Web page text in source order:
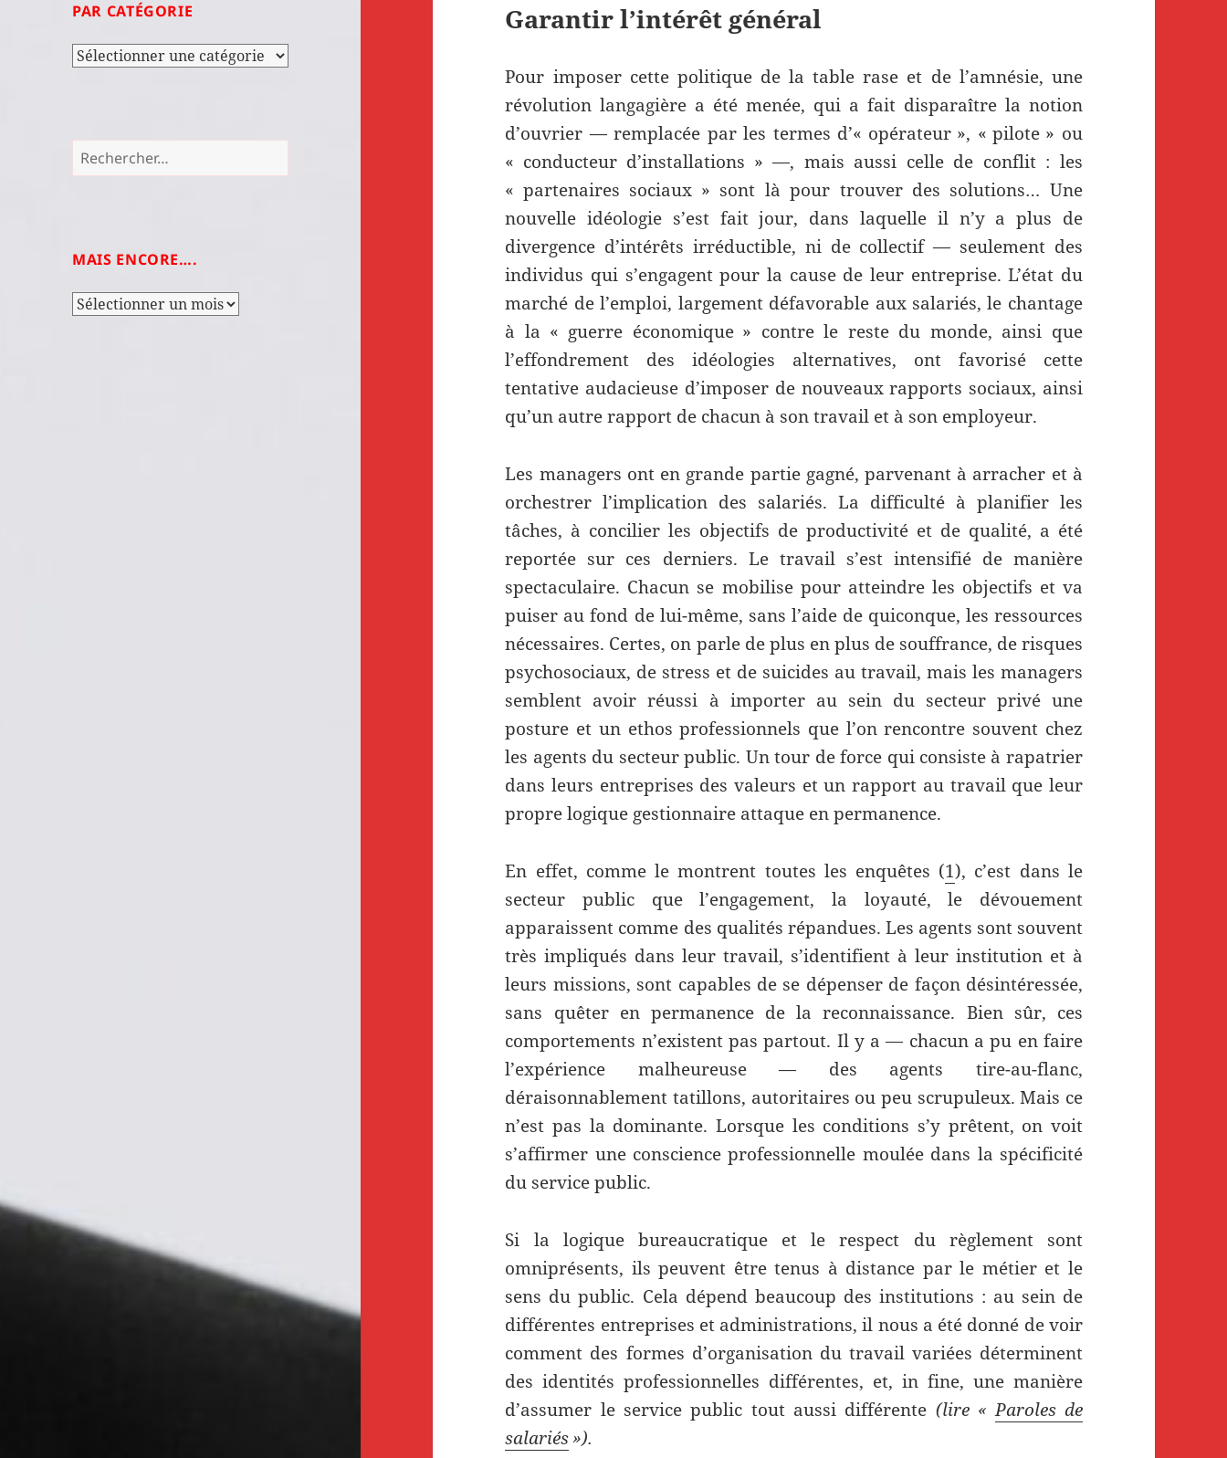
PAR CATÉGORIE
Par
Rechercher :
MAIS ENCORE….
Mais
Garantir l’intérêt général
Pour imposer cette politique de la table rase et de l’amnésie, une
révolution langagière a été menée, qui a fait disparaître la notion
d’ouvrier — remplacée par les termes d’« opérateur », « pilote » ou
« conducteur d’installations » —, mais aussi celle de conflit : les
« partenaires sociaux » sont là pour trouver des solutions… Une
nouvelle idéologie s’est fait jour, dans laquelle il n’y a plus de
divergence d’intérêts irréductible, ni de collectif — seulement des
individus qui s’engagent pour la cause de leur entreprise. L’état du
marché de l’emploi, largement défavorable aux salariés, le chantage
à la « guerre économique » contre le reste du monde, ainsi que
l’effondrement des idéologies alternatives, ont favorisé cette
tentative audacieuse d’imposer de nouveaux rapports sociaux, ainsi
qu’un autre rapport de chacun à son travail et à son employeur.
Les managers ont en grande partie gagné, parvenant à arracher et à
orchestrer l’implication des salariés. La difficulté à planifier les
tâches, à concilier les objectifs de productivité et de qualité, a été
reportée sur ces derniers. Le travail s’est intensifié de manière
spectaculaire. Chacun se mobilise pour atteindre les objectifs et va
puiser au fond de lui-même, sans l’aide de quiconque, les ressources
nécessaires. Certes, on parle de plus en plus de souffrance, de risques
psychosociaux, de stress et de suicides au travail, mais les managers
semblent avoir réussi à importer au sein du secteur privé une
posture et un ethos professionnels que l’on rencontre souvent chez
les agents du secteur public. Un tour de force qui consiste à rapatrier
dans leurs entreprises des valeurs et un rapport au travail que leur
propre logique gestionnaire attaque en permanence.
En effet, comme le montrent toutes les enquêtes (1), c’est dans le
secteur public que l’engagement, la loyauté, le dévouement
apparaissent comme des qualités répandues. Les agents sont souvent
très impliqués dans leur travail, s’identifient à leur institution et à
leurs missions, sont capables de se dépenser de façon désintéressée,
sans quêter en permanence de la reconnaissance. Bien sûr, ces
comportements n’existent pas partout. Il y a — chacun a pu en faire
l’expérience malheureuse — des agents tire-au-flanc,
déraisonnablement tatillons, autoritaires ou peu scrupuleux. Mais ce
n’est pas la dominante. Lorsque les conditions s’y prêtent, on voit
s’affirmer une conscience professionnelle moulée dans la spécificité
du service public.
Si la logique bureaucratique et le respect du règlement sont
omniprésents, ils peuvent être tenus à distance par le métier et le
sens du public. Cela dépend beaucoup des institutions : au sein de
différentes entreprises et administrations, il nous a été donné de voir
comment des formes d’organisation du travail variées déterminent
des identités professionnelles différentes, et, in fine, une manière
d’assumer le service public tout aussi différente (lire « Paroles de
salariés»).